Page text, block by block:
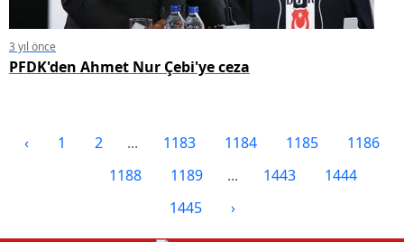
3 yıl önce
PFDK'den Ahmet Nur Çebi'ye ceza
‹ 1 2 ... 1183 1184 1185
1186
1188 1189 ... 1443
1444
1445
›